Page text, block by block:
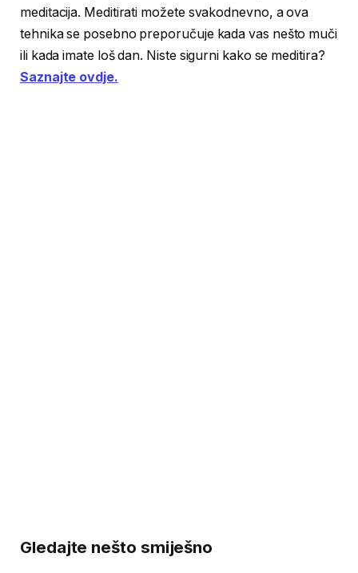
meditacija. Meditirati možete svakodnevno, a ova
tehnika se posebno preporučuje kada vas nešto muči
ili kada imate loš dan. Niste sigurni kako se meditira?
Saznajte ovdje.
Gledajte nešto smiješno